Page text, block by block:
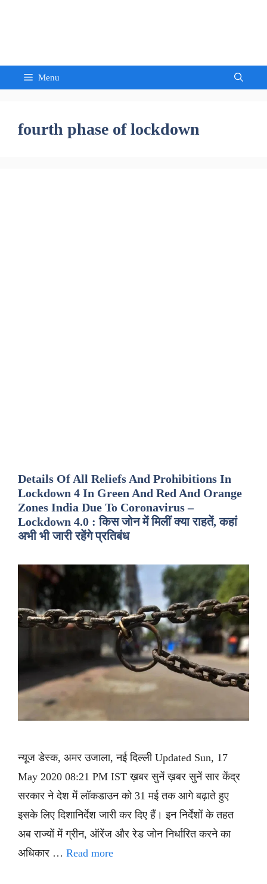
Menu
fourth phase of lockdown
Details Of All Reliefs And Prohibitions In
Lockdown 4 In Green And Red And Orange
Zones India Due To Coronavirus –
Lockdown 4.0 : किस जोन में मिलीं क्या राहतें, कहां
अभी भी जारी रहेंगे प्रतिबंध
न्यूज डेस्क, अमर उजाला, नई दिल्ली Updated Sun, 17
May 2020 08:21 PM IST ख़बर सुनें ख़बर सुनें सार केंद्र
सरकार ने देश में लॉकडाउन को 31 मई तक आगे बढ़ाते हुए
इसके लिए दिशानिर्देश जारी कर दिए हैं। इन निर्देशों के तहत
अब राज्यों में ग्रीन, ऑरेंज और रेड जोन निर्धारित करने का
अधिकार … Read more